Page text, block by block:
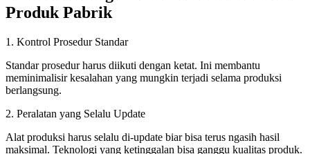
Produk Pabrik
1. Kontrol Prosedur Standar
Standar prosedur harus diikuti dengan ketat. Ini membantu
meminimalisir kesalahan yang mungkin terjadi selama produksi
berlangsung.
2. Peralatan yang Selalu Update
Alat produksi harus selalu di-update biar bisa terus ngasih hasil
maksimal. Teknologi yang ketinggalan bisa ganggu kualitas produk.